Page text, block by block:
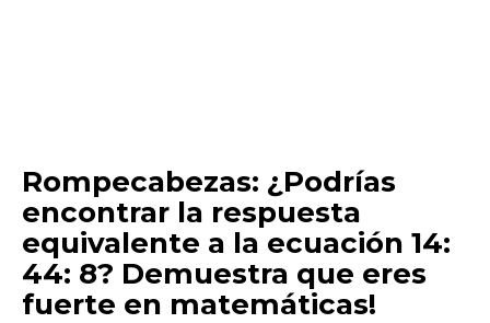
Rompecabezas: ¿Podrías
encontrar la respuesta
equivalente a la ecuación 14:
44: 8? Demuestra que eres
fuerte en matemáticas!